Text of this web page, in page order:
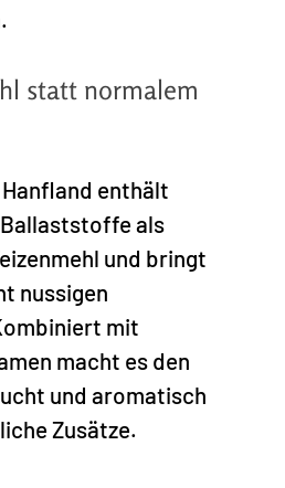
statt normalem
enthält
als
und bringt
nussigen
mit
macht es den
und aromatisch
Zusätze.